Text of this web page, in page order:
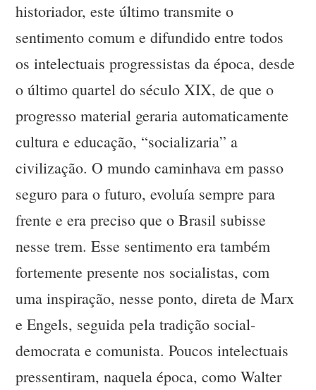
historiador, este último transmite o
sentimento comum e difundido entre todos
os intelectuais progressistas da época, desde
o último quartel do século XIX, de que o
progresso material geraria automaticamente
cultura e educação, “socializaria” a
civilização. O mundo caminhava em passo
seguro para o futuro, evoluía sempre para
frente e era preciso que o Brasil subisse
nesse trem. Esse sentimento era também
fortemente presente nos socialistas, com
uma inspiração, nesse ponto, direta de Marx
e Engels, seguida pela tradição social-
democrata e comunista. Poucos intelectuais
pressentiram, naquela época, como Walter